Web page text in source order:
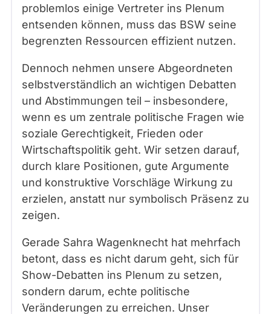
problemlos einige Vertreter ins Plenum
entsenden können, muss das BSW seine
begrenzten Ressourcen effizient nutzen.
Dennoch nehmen unsere Abgeordneten
selbstverständlich an wichtigen Debatten
und Abstimmungen teil – insbesondere,
wenn es um zentrale politische Fragen wie
soziale Gerechtigkeit, Frieden oder
Wirtschaftspolitik geht. Wir setzen darauf,
durch klare Positionen, gute Argumente
und konstruktive Vorschläge Wirkung zu
erzielen, anstatt nur symbolisch Präsenz zu
zeigen.
Gerade Sahra Wagenknecht hat mehrfach
betont, dass es nicht darum geht, sich für
Show-Debatten ins Plenum zu setzen,
sondern darum, echte politische
Veränderungen zu erreichen. Unser